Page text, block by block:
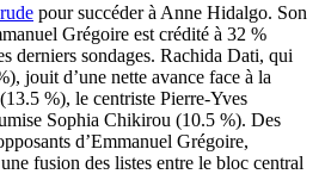
pour succéder à Anne Hidalgo. Son
Grégoire est crédité à 32 %
derniers sondages. Rachida Dati, qui
jouit d’une nette avance face à la
%), le centriste Pierre-Yves
Sophia Chikirou (10.5 %). Des
d’Emmanuel Grégoire,
fusion des listes entre le bloc central